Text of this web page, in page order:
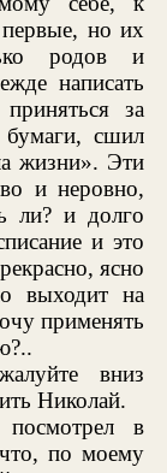
но их
родов и
написать
за
бумаги, сшил
жизни». Эти
и неровно,
ли? и долго
и это
ясно
выходит на
применять
вниз
Николай.
в
что, по моему